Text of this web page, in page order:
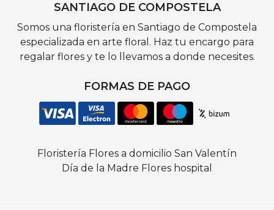
SANTIAGO DE COMPOSTELA
Somos una floristería en Santiago de Compostela
especializada en arte floral. Haz tu encargo para
regalar flores y te lo llevamos a donde necesites.
FORMAS DE PAGO
Floristería Flores a domicilio San Valentín
Día de la Madre Flores hospital